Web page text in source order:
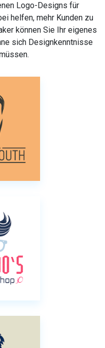
Logo-Designs für
helfen, mehr Kunden zu
können Sie Ihr eigenes
sich Designkenntnisse